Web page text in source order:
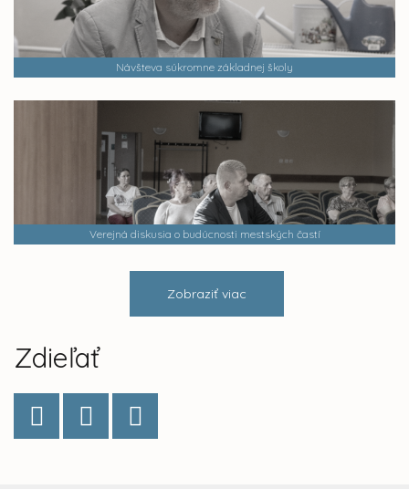
Návšteva súkromne základnej školy
Verejná diskusia o budúcnosti mestských častí
Zobraziť viac
Zdieľať